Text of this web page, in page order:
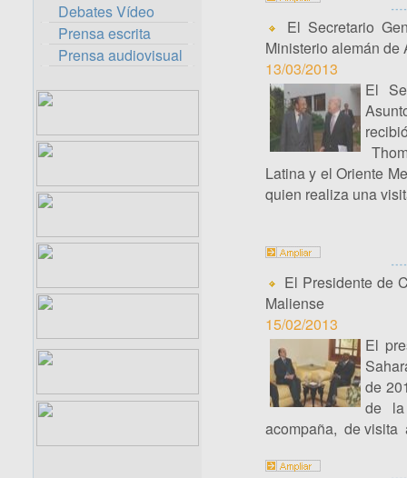
Debates Vídeo
Prensa escrita
Prensa audiovisual
El Secretario
Ministerio alemán de
13/03/2013
El
Latina y el Oriente
quien realiza una
El Presidente de
Maliense
15/02/2013
El
de
de
acompaña, de visita